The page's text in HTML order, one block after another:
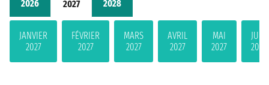
2026 2027 2028
JANVIER
2027
FÉVRIER
2027
MARS
2027
AVRIL
2027
MAI
2027
JUIN
2027